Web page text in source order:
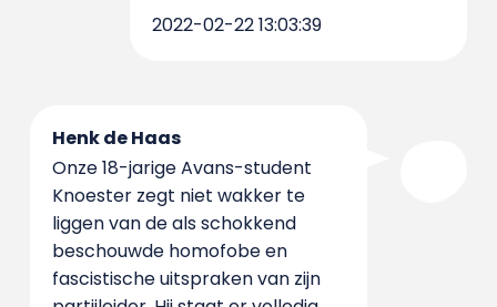
2022-02-22 13:03:39
Henk de Haas
Onze 18-jarige Avans-student
Knoester zegt niet wakker te
liggen van de als schokkend
beschouwde homofobe en
fascistische uitspraken van zijn